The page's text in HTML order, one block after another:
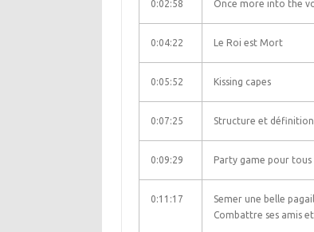
0:02:58 Once more into the
0:04:22 Le Roi est Mort
0:05:52 Kissing capes
0:07:25 Structure et définition
0:09:29 Party game pour tous
0:11:17
Semer une belle
Combattre ses amis et